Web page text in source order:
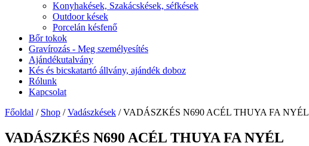
Konyhakések, Szakácskések, séfkések
Outdoor kések
Porcelán késfenő
Bőr tokok
Gravírozás - Meg személyesítés
Ajándékutalvány
Kés és bicskatartó állvány, ajándék doboz
Rólunk
Kapcsolat
Főoldal / Shop /Vadászkések / VADÁSZKÉS N690 ACÉL THUYA FA NYÉL
VADÁSZKÉS N690 ACÉL THUYA FA NYÉL